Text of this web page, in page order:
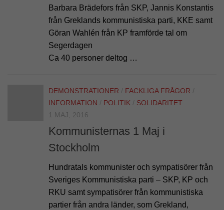
Barbara Brädefors från SKP, Jannis Konstantis
från Greklands kommunistiska parti, KKE samt
Göran Wahlén från KP framförde tal om
Segerdagen
Ca 40 personer deltog …
DEMONSTRATIONER / FACKLIGA FRÅGOR /
INFORMATION / POLITIK / SOLIDARITET
1 MAJ, 2016
Kommunisternas 1 Maj i
Stockholm
Hundratals kommunister och sympatisörer från
Sveriges Kommunistiska parti – SKP, KP och
RKU samt sympatisörer från kommunistiska
partier från andra länder, som Grekland,